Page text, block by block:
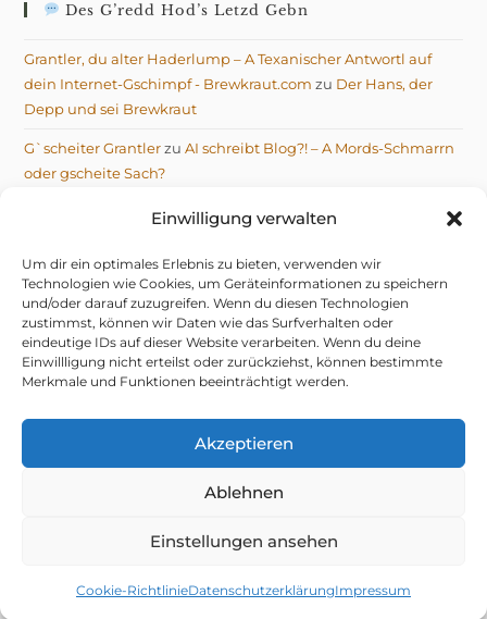
Einwilligung verwalten
Um dir ein optimales Erlebnis zu bieten, verwenden wir
Technologien wie Cookies, um Geräteinformationen zu speichern
und/oder darauf zuzugreifen. Wenn du diesen Technologien
zustimmst, können wir Daten wie das Surfverhalten oder
eindeutige IDs auf dieser Website verarbeiten. Wenn du deine
Einwillligung nicht erteilst oder zurückziehst, können bestimmte
Merkmale und Funktionen beeinträchtigt werden.
Akzeptieren
Ablehnen
Einstellungen ansehen
Cookie-RichtlinieDatenschutzerklärungImpressum
Des G’redd Hod’s Letzd Gebn
Grantler, du alter Haderlump – A Texanischer Antwortl auf
dein Internet-Gschimpf - Brewkraut.com zu Der Hans, der
Depp und sei Brewkraut
G`scheiter GrantlerzuAI schreibt Blog?! – A Mords-Schmarrn
oder gscheite Sach?
AI schreibt Blog?! – A Mords-Schmarrn oder
IMPRESSUM
DATENSCHUTZERKLÄRUNG
– do hock i aa mid drin.
Brewkraut.com(da Hans mit seim Bier in Amiland) &